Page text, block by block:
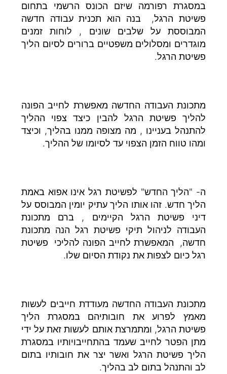
במסגרת רפורמה שיזם הכונס הרשמי בתחום
פשיטת הרגל, בנה הוא תכנית עבודה חדשה
המבוססת על שלבים שונים , לוחות זמנים
מוגדרים ומסלולים משפטיים ברורים לסיום הליך
פשיטת הרגל.
מתכונת העבודה החדשה מאפשרת לחייב הפונה
להליך פשיטת הרגל להבין כיצד צפוי ההליך
להתנהל בעניינו , מה מצופה ממנו בהליך, וכיצד
ומהו טווח הזמן הצפוי עד לסיומו של ההליך.
ה- "הליך החדש" לפשיטת רגל אינו אפוא באמת
הליך חדש. זהו אותו הליך עתיק יומין המבוסס על
דיני פשיטת הרגל הקיימים , ברם מתכונת
העבודה לניהול תיקי פשיטת רגל הנה מתכונת
חדשה, המאפשרת לחייב הפונה להליכי פשיטת
רגל כיום לצפות את נקודת הסיום שלו.
מתכונת העבודה החדשה מעודדת חייבים לעשות
מאמץ לפרוע את חובותיהם במסגרת הליך
פשיטת הרגל, ומתמרצת אותם לעשות זאת על ידי
מתן הפטר לחייב שעמד בהתחייבויותיו במסגרת
הליך פשיטת הרגל ואשר יצר את חובותיו בתום
לב והתנהל בתום לב בהליך.